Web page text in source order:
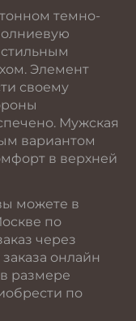
темно-
стильным
Элемент
своему
Мужская
вариантом
в верхней
можете в
по
через
онлайн
размере
по